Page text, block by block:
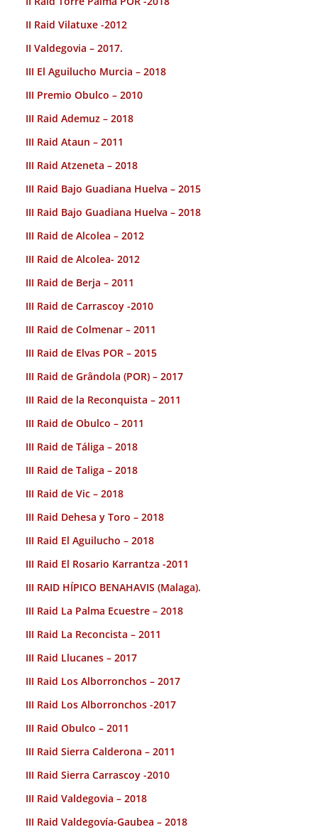
II Raid Vilatuxe -2012
II Valdegovia – 2017.
III El Aguilucho Murcia – 2018
III Premio Obulco – 2010
III Raid Ademuz – 2018
III Raid Ataun – 2011
III Raid Atzeneta – 2018
III Raid Bajo Guadiana Huelva – 2015
III Raid Bajo Guadiana Huelva – 2018
III Raid de Alcolea – 2012
III Raid de Alcolea- 2012
III Raid de Berja – 2011
III Raid de Carrascoy -2010
III Raid de Colmenar – 2011
III Raid de Elvas POR – 2015
III Raid de Grândola (POR) – 2017
III Raid de la Reconquista – 2011
III Raid de Obulco – 2011
III Raid de Táliga – 2018
III Raid de Taliga – 2018
III Raid de Vic – 2018
III Raid Dehesa y Toro – 2018
III Raid El Aguilucho – 2018
III Raid El Rosario Karrantza -2011
III RAID HÍPICO BENAHAVIS (Malaga).
III Raid La Palma Ecuestre – 2018
III Raid La Reconcista – 2011
III Raid Llucanes – 2017
III Raid Los Alborronchos – 2017
III Raid Los Alborronchos -2017
III Raid Obulco – 2011
III Raid Sierra Calderona – 2011
III Raid Sierra Carrascoy -2010
III Raid Valdegovia – 2018
III Raid Valdegovía-Gaubea – 2018